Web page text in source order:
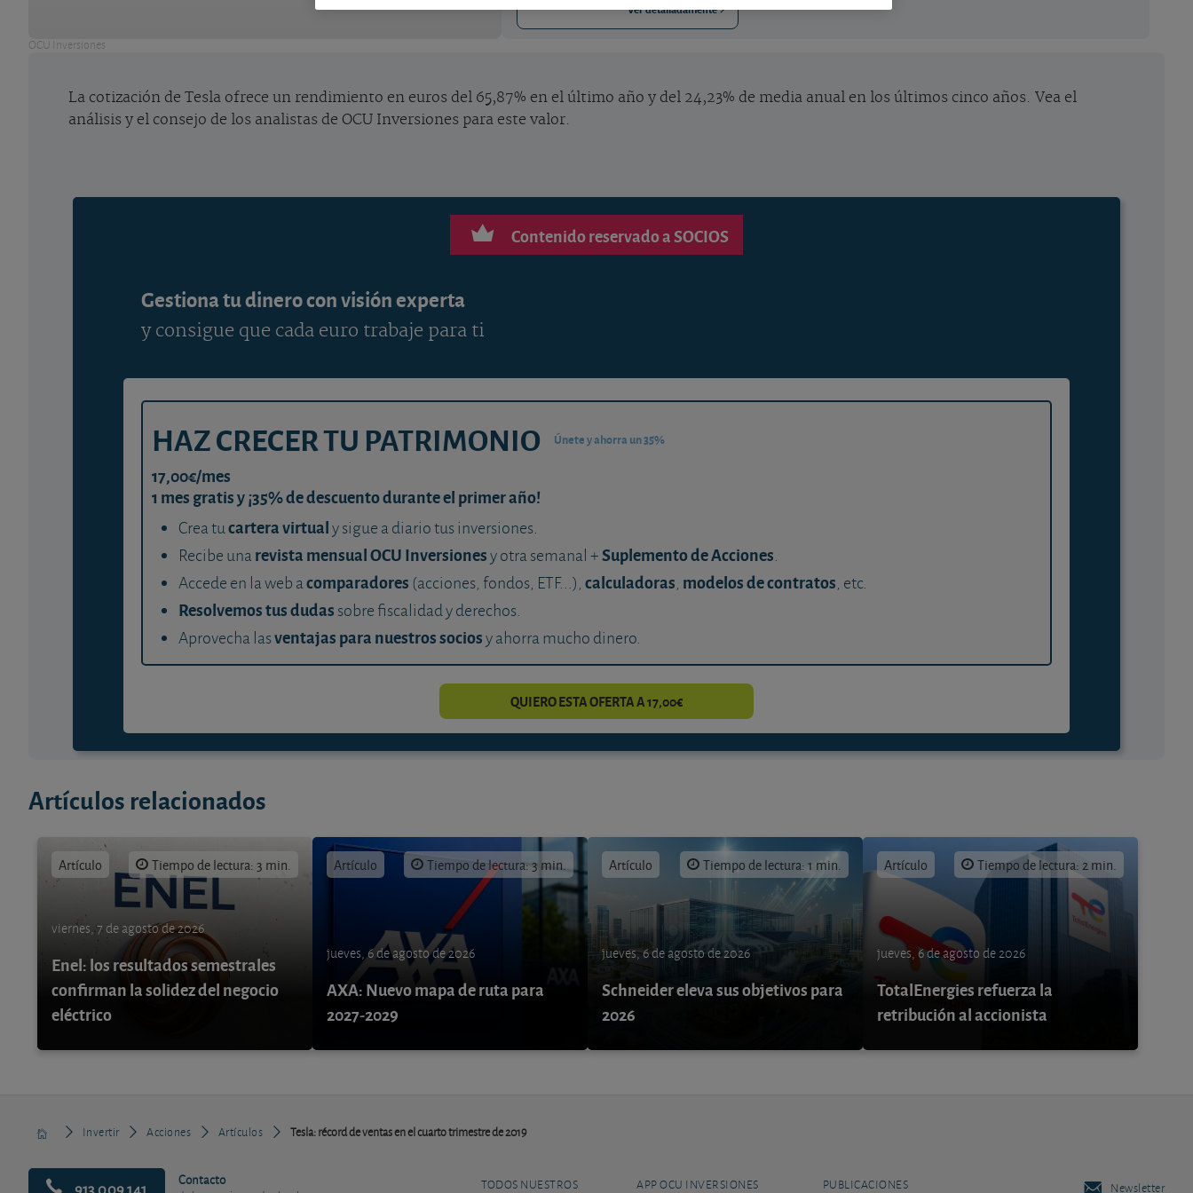
OCU Inversiones
Ver detalladamente
La cotización de Tesla ofrece un rendimiento en euros del 65,87% en el último año y del 24,23% de media anual en los últimos cinco años. Vea el
análisis y el consejo de los analistas de OCU Inversiones para este valor.
Contenido reservado a SOCIOS
Gestiona tu dinero con visión experta
y consigue que cada euro trabaje para ti
HAZ CRECER TU PATRIMONIO Únete y ahorra un 35%
17,00€/mes
1 mes gratis y ¡35% de descuento durante el primer año!
Crea tucartera virtualy sigue a diario tus inversiones.
Recibe unarevista mensual OCU Inversionesy otra semanal +Suplemento de Acciones.
Accede en la web acomparadores (acciones, fondos, ETF...), calculadoras, modelos de contratos, etc.
Resolvemos tus dudas sobre fiscalidad y derechos.
Aprovecha lasventajas para nuestros sociosy ahorra mucho dinero.
QUIERO ESTA OFERTA A 17,00€
Artículos relacionados
Artículo Tiempo de lectura: 3 min.
viernes, 7 de agosto de 2026
Enel: los resultados semestrales
confirman la solidez del negocio
eléctrico
Artículo Tiempo de lectura: 3 min.
jueves, 6 de agosto de 2026
AXA: Nuevo mapa de ruta para
2027-2029
Artículo Tiempo de lectura: 1 min.
jueves, 6 de agosto de 2026
Schneider eleva sus objetivos para
2026
Artículo Tiempo de lectura: 2 min.
jueves, 6 de agosto de 2026
TotalEnergies refuerza la
retribución al accionista
Invertir Acciones Artículos Tesla: récord de ventas en el cuarto trimestre de 2019
913 009 141 Contacto
TODOS NUESTROS
APP OCU INVERSIONES PUBLICACIONES Newsletter